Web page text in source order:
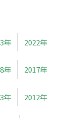
年 2022年
年 2017年
年 2012年